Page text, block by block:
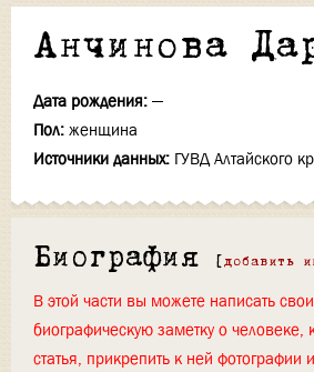
Анчинова
Дата рождения: —
Пол: женщина
Источники данных: ГУВД Алтайского
Биография [ добавить
В этой части вы можете написать
биографическую заметку о
статья, прикрепить к ней фотографии